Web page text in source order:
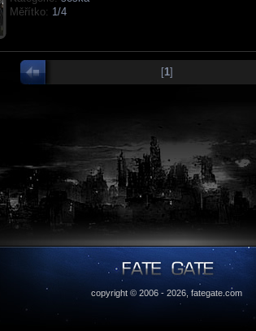
Měřítko: 1/4
[1]
copyright © 2006 - 2026, fategate.com